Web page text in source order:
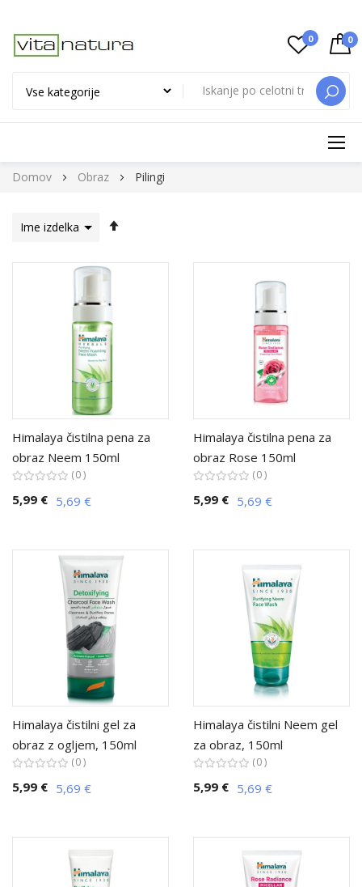
0 0
Preskoči
Domov Obraz Pilingi
smer
Himalaya čistilna pena za
obraz Neem 150ml
0
5,99 € 5,69 €
Himalaya čistilna pena za
obraz Rose 150ml
0
5,99 € 5,69 €
Himalaya čistilni gel za
obraz z ogljem, 150ml
0
5,99 € 5,69 €
Himalaya čistilni Neem gel
za obraz, 150ml
0
5,99 € 5,69 €